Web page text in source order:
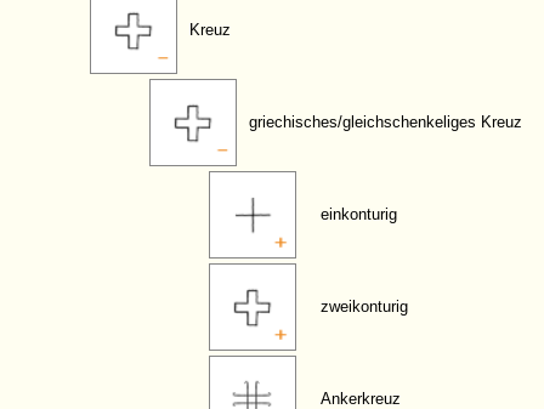
Kreuz
griechisches/gleichschenkeliges Kreuz
einkonturig
zweikonturig
Ankerkreuz